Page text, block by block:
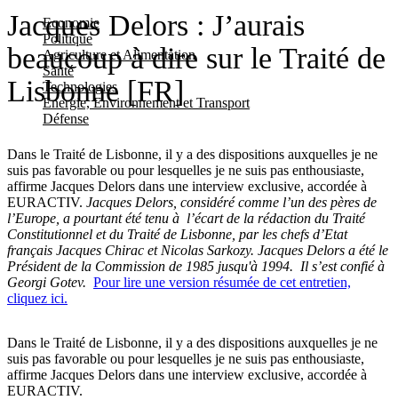
Economie
Politique
Agriculture et Alimentation
Santé
Technologies
Energie, Environnement et Transport
Défense
Jacques Delors : J’aurais
beaucoup à dire sur le Traité de
Lisbonne [FR]
Dans le Traité de Lisbonne, il y a des dispositions auxquelles je ne
suis pas favorable ou pour lesquelles je ne suis pas enthousiaste,
affirme Jacques Delors dans une interview exclusive, accordée à
EURACTIV. Jacques Delors, considéré comme l’un des pères de
l’Europe, a pourtant été tenu à l’écart de la rédaction du Traité
Constitutionnel et du Traité de Lisbonne, par les chefs d’Etat
français Jacques Chirac et Nicolas Sarkozy. Jacques Delors a été le
Président de la Commission de 1985 jusqu'à 1994. Il s’est confié à
Georgi Gotev. Pour lire une version résumée de cet entretien,
cliquez ici.
Dans le Traité de Lisbonne, il y a des dispositions auxquelles je ne
suis pas favorable ou pour lesquelles je ne suis pas enthousiaste,
affirme Jacques Delors dans une interview exclusive, accordée à
EURACTIV.